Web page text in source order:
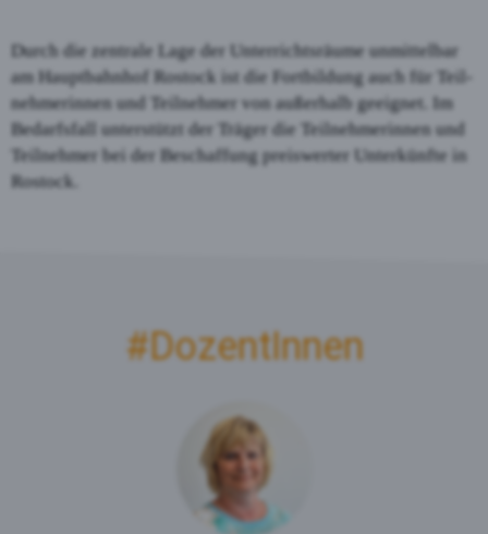
Durch die zentrale Lage der Unterrichtsräume unmittelbar
am Hauptbahnhof Rostock ist die Fortbildung auch für Teil­
nehmerinnen und Teilnehmer von außerhalb geeignet. Im
Bedarfsfall unterstützt der Träger die Teilneh­me­rinnen und
Teil­nehmer bei der Beschaffung preis­werter Unter­künfte in
Rostock.
#Dozent­Innen